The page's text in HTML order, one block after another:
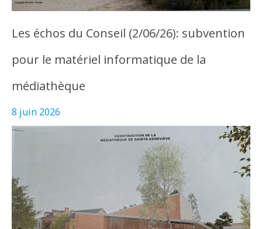
Les échos du Conseil (2/06/26): subvention
pour le matériel informatique de la
médiathèque
8 juin 2026